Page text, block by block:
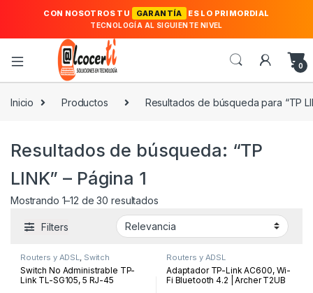
CON NOSOTROS TU GARANTÍA ES LO PRIMORDIAL
TECNOLOGÍA AL SIGUIENTE NIVEL
0
Inicio Productos Resultados de búsqueda para “TP
Resultados de búsqueda: “TP
LINK” – Página 1
Mostrando 1–12 de 30 resultadosOrdenado por los últimos
Filters
Routers y ADSL, Switch
Switch No Administrable TP-
Link TL-SG105, 5 RJ-45
Routers y ADSL
Adaptador TP-Link AC600, Wi-
Fi Bluetooth 4.2 | Archer T2UB